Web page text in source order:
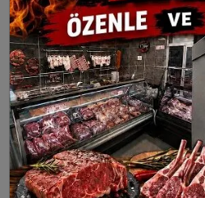
Erdoğan, Çine Belediye
Adnan Menderes
Bülent Kent, Aydın Ticaret
Ülken, Aydın Ticaret Borsası
Çondur, AK Parti İl Başkanı
İl Başkanı Osman Gazi
Başkanı Burhan Kandemir
üyeleri, MHP İlçe Başkanı